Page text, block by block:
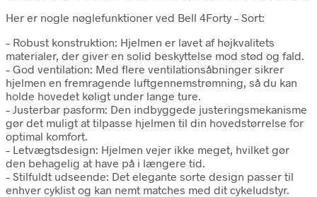
Her er nogle nøglefunktioner ved Bell 4Forty – Sort:
– Robust konstruktion: Hjelmen er lavet af højkvalitets
materialer, der giver en solid beskyttelse mod stød og fald.
– God ventilation: Med flere ventilationsåbninger sikrer
hjelmen en fremragende luftgennemstrømning, så du kan
holde hovedet køligt under lange ture.
– Justerbar pasform: Den indbyggede justeringsmekanisme
gør det muligt at tilpasse hjelmen til din hovedstørrelse for
optimal komfort.
– Letvægtsdesign: Hjelmen vejer ikke meget, hvilket gør
den behagelig at have på i længere tid.
– Stilfuldt udseende: Det elegante sorte design passer til
enhver cyklist og kan nemt matches med dit cykeludstyr.